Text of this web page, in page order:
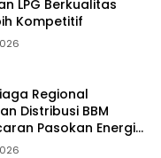
LPG Berkualitas
Kompetitif
Regional
Distribusi BBM
Pasokan Energi